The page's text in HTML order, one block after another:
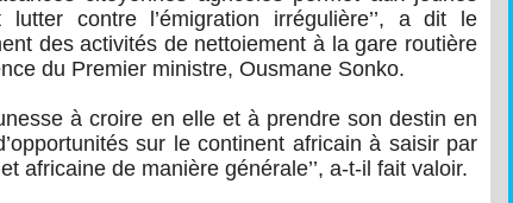
contre l’émigration irrégulière’’, a dit le
des activités de nettoiement à la gare routière
du Premier ministre, Ousmane Sonko.
à croire en elle et à prendre son destin en
sur le continent africain à saisir par
africaine de manière générale’’, a-t-il fait valoir.